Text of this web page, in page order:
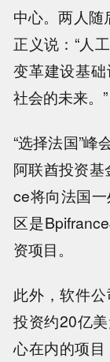
中心。两人随
正义说：“人
变革建设基
社会的未来。”
“选择法国”峰
阿联酋投资
ce将向法国
区是
资项目。
此外，软件
投资约20亿
心在内的项